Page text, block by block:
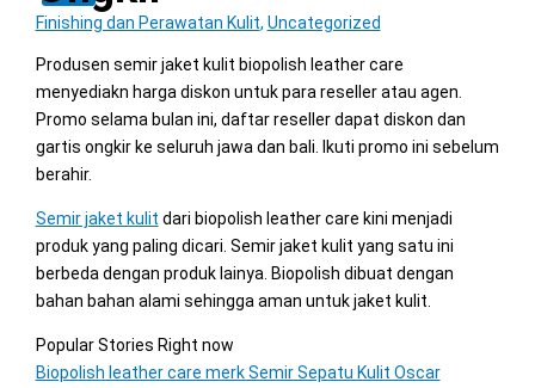
Finishing dan Perawatan Kulit, Uncategorized
Produsen semir jaket kulit biopolish leather care
menyediakn harga diskon untuk para reseller atau agen.
Promo selama bulan ini, daftar reseller dapat diskon dan
gartis ongkir ke seluruh jawa dan bali. Ikuti promo ini sebelum
berahir.
Semir jaket kulit dari biopolish leather care kini menjadi
produk yang paling dicari. Semir jaket kulit yang satu ini
berbeda dengan produk lainya. Biopolish dibuat dengan
bahan bahan alami sehingga aman untuk jaket kulit.
Popular Stories Right now
Biopolish leather care merk Semir Sepatu Kulit Oscar